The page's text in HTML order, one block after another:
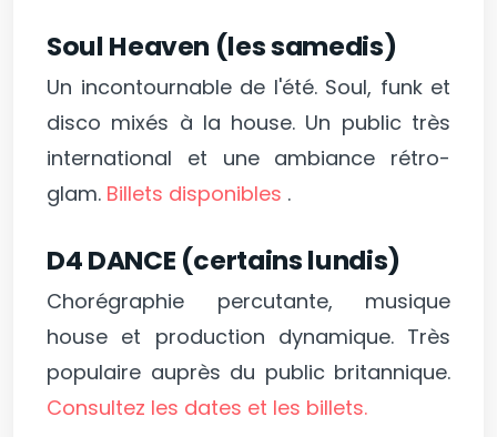
Soul Heaven (les samedis)
Un incontournable de l'été. Soul, funk et
disco mixés à la house. Un public très
international et une ambiance rétro-
glam. Billets disponibles .
D4 DANCE (certains lundis)
Chorégraphie percutante, musique
house et production dynamique. Très
populaire auprès du public britannique.
Consultez les dates et les billets.